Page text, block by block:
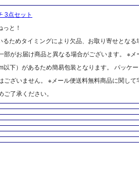
3点セット
と！
るためタイミングにより欠品、お取り寄せとな
がお届け商品と異なる場合がございます。 ※メ
下）があるため簡易包装となります。 パッケ
ざいません。 ※メール便送料無料商品に関して
了承ください。